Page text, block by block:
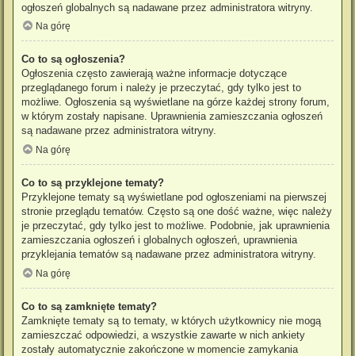
ogłoszeń globalnych są nadawane przez administratora witryny.
Na górę
Co to są ogłoszenia?
Ogłoszenia często zawierają ważne informacje dotyczące
przeglądanego forum i należy je przeczytać, gdy tylko jest to
możliwe. Ogłoszenia są wyświetlane na górze każdej strony forum,
w którym zostały napisane. Uprawnienia zamieszczania ogłoszeń
są nadawane przez administratora witryny.
Na górę
Co to są przyklejone tematy?
Przyklejone tematy są wyświetlane pod ogłoszeniami na pierwszej
stronie przeglądu tematów. Często są one dość ważne, więc należy
je przeczytać, gdy tylko jest to możliwe. Podobnie, jak uprawnienia
zamieszczania ogłoszeń i globalnych ogłoszeń, uprawnienia
przyklejania tematów są nadawane przez administratora witryny.
Na górę
Co to są zamknięte tematy?
Zamknięte tematy są to tematy, w których użytkownicy nie mogą
zamieszczać odpowiedzi, a wszystkie zawarte w nich ankiety
zostały automatycznie zakończone w momencie zamykania